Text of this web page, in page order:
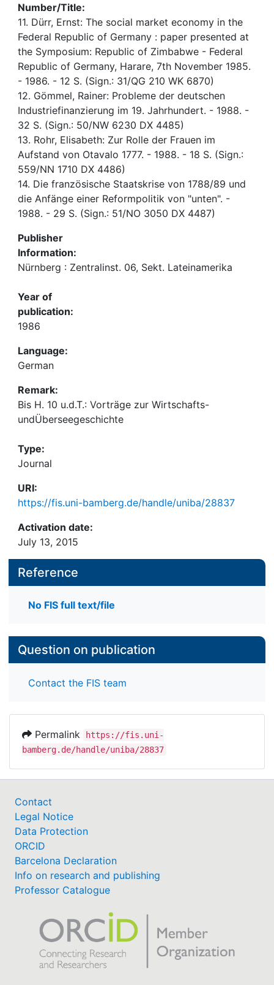
Number/Title:
11. Dürr, Ernst: The social market economy in the
Federal Republic of Germany : paper presented at
the Symposium: Republic of Zimbabwe - Federal
Republic of Germany, Harare, 7th November 1985.
- 1986. - 12 S. (Sign.: 31/QG 210 WK 6870)
12. Gömmel, Rainer: Probleme der deutschen
Industriefinanzierung im 19. Jahrhundert. - 1988. -
32 S. (Sign.: 50/NW 6230 DX 4485)
13. Rohr, Elisabeth: Zur Rolle der Frauen im
Aufstand von Otavalo 1777. - 1988. - 18 S. (Sign.:
559/NN 1710 DX 4486)
14. Die französische Staatskrise von 1788/89 und
die Anfänge einer Reformpolitik von "unten". -
1988. - 29 S. (Sign.: 51/NO 3050 DX 4487)
Publisher
Information:
Nürnberg : Zentralinst. 06, Sekt. Lateinamerika
Year of
publication:
1986
Language:
German
Remark:
Bis H. 10 u.d.T.: Vorträge zur Wirtschafts-
undÜberseegeschichte
Type:
Journal
URI:
https://fis.uni-bamberg.de/handle/uniba/28837
Activation date:
July 13, 2015
Reference
No FIS full text/file
Question on publication
Contact the FIS team
Permalink
https://fis.uni-
bamberg.de/handle/uniba/28837
Contact
Legal Notice
Data Protection
ORCID
Barcelona Declaration
Info on research and publishing
Professor Catalogue